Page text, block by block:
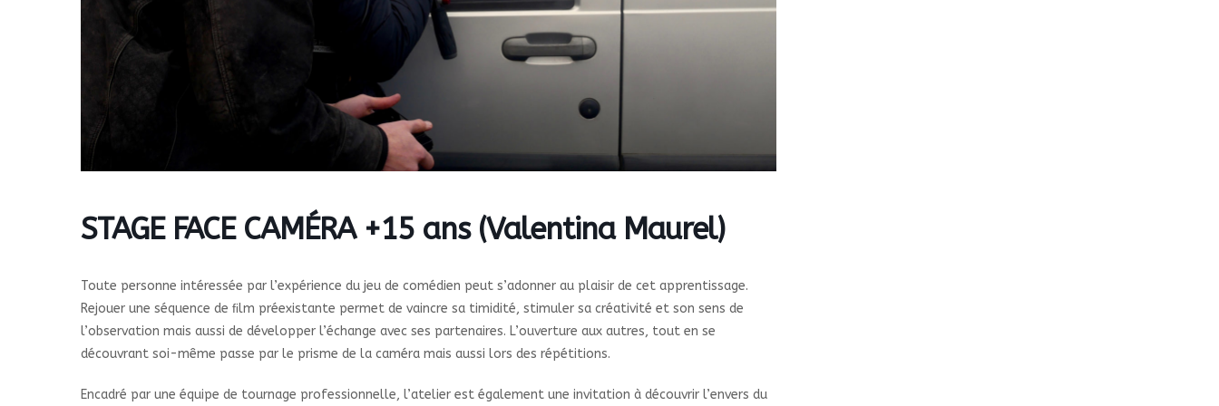
STAGE FACE CAMÉRA +15 ans (Valentina Maurel)
Toute personne intéressée par l’expérience du jeu de comédien peut s’adonner au plaisir de cet apprentissage.
Rejouer une séquence de ﬁlm préexistante permet de vaincre sa timidité, stimuler sa créativité et son sens de
l’observation mais aussi de développer l’échange avec ses partenaires. L’ouverture aux autres, tout en se
découvrant soi-même passe par le prisme de la caméra mais aussi lors des répétitions.
Encadré par une équipe de tournage professionnelle, l’atelier est également une invitation à découvrir l’envers du